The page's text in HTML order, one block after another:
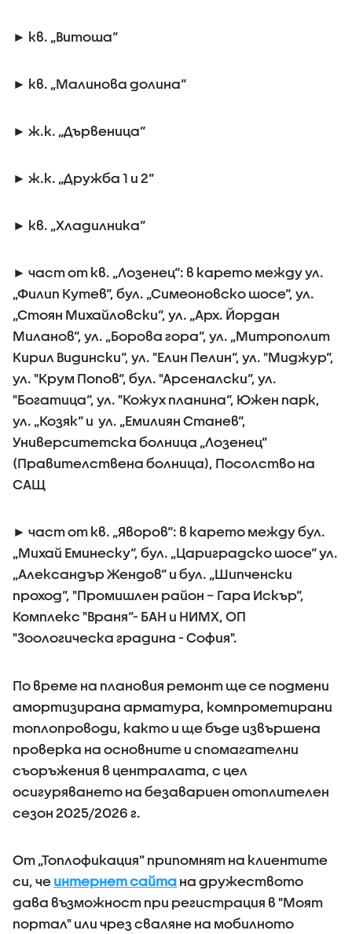
► кв. „Витоша“
► кв. „Малинова долина“
► ж.к. „Дървеница“
► ж.к. „Дружба 1 и 2“
► кв. „Хладилника“
► част от кв. „Лозенец“: в карето между ул.
„Филип Кутев“, бул. „Симеоновско шосе“, ул.
„Стоян Михайловски“, ул. „Арх. Йордан
Миланов“, ул. „Борова гора“, ул. „Митрополит
Кирил Видински“, ул. "Елин Пелин“, ул. "Миджур“,
ул. "Крум Попов“, бул. "Арсеналски“, ул.
"Богатица“, ул. "Кожух планина“, Южен парк,
ул. „Козяк“ и ул. „Емилиян Станев“,
Университетска болница „Лозенец“
(Правителствена болница), Посолство на
САЩ
► част от кв. „Яворов“: в карето между бул.
„Михай Еминеску“, бул. „Цариградско шосе“ ул.
„Александър Жендов“ и бул. „Шипченски
проход“, "Промишлен район – Гара Искър“,
Комплекс "Враня“- БАН и НИМХ, ОП
"Зоологическа градина - София".
По време на плановия ремонт ще се подмени
амортизирана арматура, компрометирани
топлопроводи, както и ще бъде извършена
проверка на основните и спомагателни
съоръжения в централата, с цел
осигуряването на безавариен отоплителен
сезон 2025/2026 г.
От „Топлофикация” припомнят на клиентите
си, че интернет сайта на дружеството
дава възможност при регистрация в "Моят
портал" или чрез сваляне на мобилното